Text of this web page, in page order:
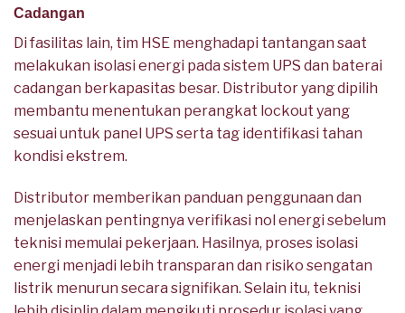
Cadangan
Di fasilitas lain, tim HSE menghadapi tantangan saat
melakukan isolasi energi pada sistem UPS dan baterai
cadangan berkapasitas besar. Distributor yang dipilih
membantu menentukan perangkat lockout yang
sesuai untuk panel UPS serta tag identifikasi tahan
kondisi ekstrem.
Distributor memberikan panduan penggunaan dan
menjelaskan pentingnya verifikasi nol energi sebelum
teknisi memulai pekerjaan. Hasilnya, proses isolasi
energi menjadi lebih transparan dan risiko sengatan
listrik menurun secara signifikan. Selain itu, teknisi